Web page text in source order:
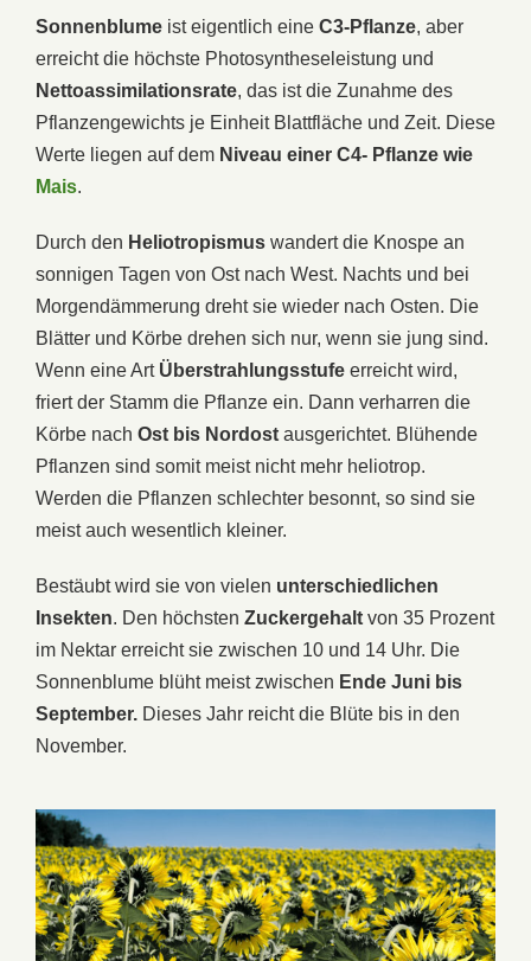
Sonnenblume ist eigentlich eine C3-Pflanze, aber
erreicht die höchste Photosyntheseleistung und
Nettoassimilationsrate, das ist die Zunahme des
Pflanzengewichts je Einheit Blattfläche und Zeit. Diese
Werte liegen auf dem Niveau einer C4- Pflanze wie
Mais.
Durch den Heliotropismus wandert die Knospe an
sonnigen Tagen von Ost nach West. Nachts und bei
Morgendämmerung dreht sie wieder nach Osten. Die
Blätter und Körbe drehen sich nur, wenn sie jung sind.
Wenn eine Art Überstrahlungsstufe erreicht wird,
friert der Stamm die Pflanze ein. Dann verharren die
Körbe nach Ost bis Nordost ausgerichtet. Blühende
Pflanzen sind somit meist nicht mehr heliotrop.
Werden die Pflanzen schlechter besonnt, so sind sie
meist auch wesentlich kleiner.
Bestäubt wird sie von vielen unterschiedlichen
Insekten. Den höchsten Zuckergehalt von 35 Prozent
im Nektar erreicht sie zwischen 10 und 14 Uhr. Die
Sonnenblume blüht meist zwischen Ende Juni bis
September. Dieses Jahr reicht die Blüte bis in den
November.